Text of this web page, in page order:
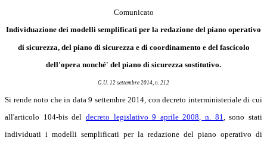
Comunicato
Individuazione dei modelli semplificati per la redazione del piano operativo
di sicurezza, del piano di sicurezza e di coordinamento e del fascicolo
dell'opera nonché' del piano di sicurezza sostitutivo.
G.U. 12 settembre 2014, n. 212
Si rende noto che in data 9 settembre 2014, con decreto interministeriale di cui
all'articolo 104-bis del decreto legislativo 9 aprile 2008, n. 81
, sono stati
individuati i modelli semplificati per la redazione del piano operativo di